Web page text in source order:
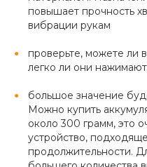
повышает прочность
вибрации рукам
проверьте, можете ли
легко ли они
большое значение
Можно купить
около 300 грамм, это
устройство,
продолжительности.